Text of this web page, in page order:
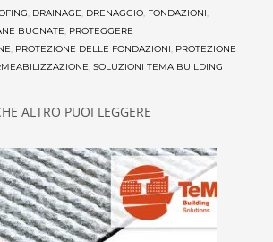
, DRAINAGE, DRENAGGIO, FONDAZIONI,
BUGNATE, PROTEGGERE
, PROTEZIONE DELLE FONDAZIONI, PROTEZIONE
, SOLUZIONI TEMA BUILDING
ALTRO PUOI LEGGERE